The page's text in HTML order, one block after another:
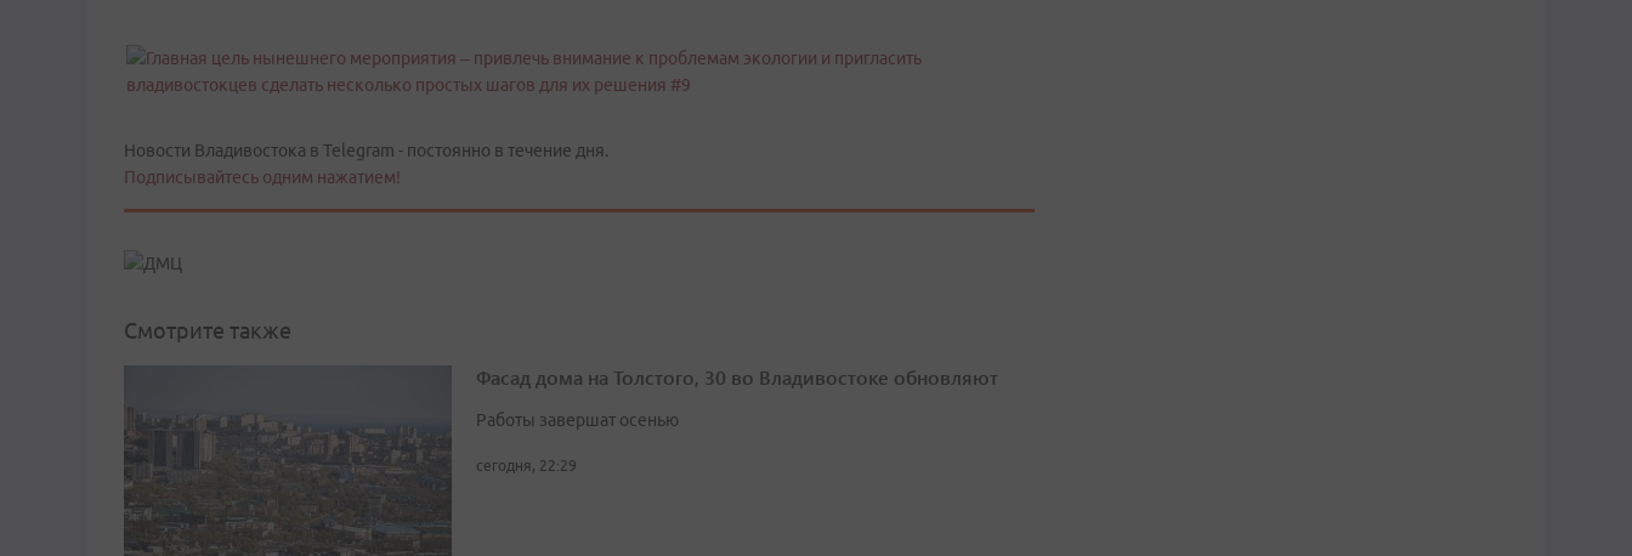
Новости Владивостока в Telegram - постоянно в течение дня.
Подписывайтесь одним нажатием!
Смотрите также
Фасад дома на Толстого, 30 во Владивостоке обновляют
Работы завершат осенью
сегодня, 22:29